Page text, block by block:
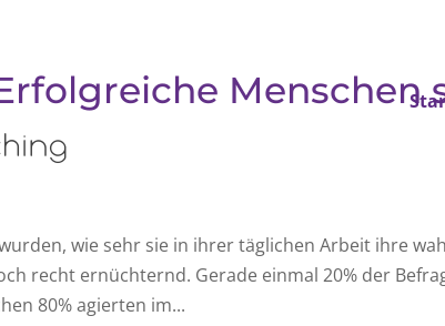
Menschen
wie sehr sie in ihrer täglichen Arbeit ihre
recht ernüchternd. Gerade einmal 20% der
80% agierten im...